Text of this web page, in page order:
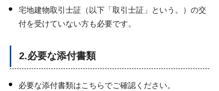
宅地建物取引士証（以下「取引士証」という。）の交
付を受けていない方も必要です。
2.必要な添付書類
必要な添付書類はこちらでご確認ください。